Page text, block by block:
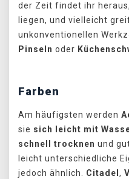
der Zeit findet ihr
liegen, und vielleicht
unkonventionellen
Pinseln oder
Farben
Am häufigsten werden
sie sich leicht mit
schnell trocknen und
leicht unterschiedliche
jedoch ähnlich. Citadel ,